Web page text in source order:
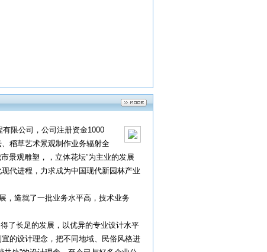
限公司，公司注册资金1000
稻草艺术景观制作业务辐射全
景观雕塑，，立体花坛”为主业的发展
代进程，力求成为中国现代新园林产业
，造就了一批业务水平高，技术业务
了长足的发展，以优异的专业设计水平
的设计理念，把不同地域、民俗风格进